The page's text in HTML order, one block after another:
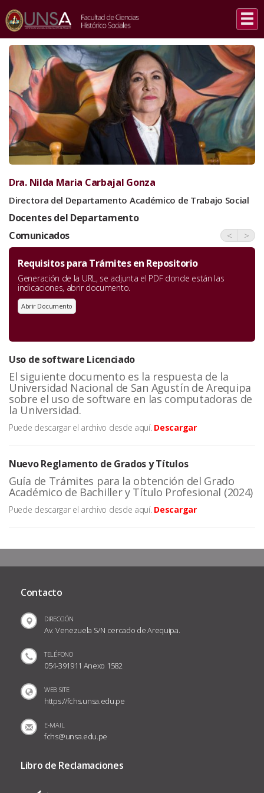
INICIO DEPARTAMENTO ACADÉMICO DE TRABAJO SOCIAL
Departamento Académico de Trabajo Social
Dra. Nilda Maria Carbajal Gonza
Directora del Departamento Académico de Trabajo Social
Docentes del Departamento
Comunicados
< >
Requisitos para Trámites en Repositorio
Generación de la URL, se adjunta el PDF donde están las
indicaciones, abrir documento.
Abrir Documento
Uso de software Licenciado
El siguiente documento es la respuesta de la
Universidad Nacional de San Agustín de Arequipa
sobre el uso de software en las computadoras de
la Universidad.
Puede descargar el archivo desde aquí. Descargar
Nuevo Reglamento de Grados y Títulos
Guía de Trámites para la obtención del Grado
Académico de Bachiller y Título Profesional (2024)
Puede descargar el archivo desde aquí. Descargar
Contacto
DIRECCIÓN
Av. Venezuela S/N cercado de Arequipa.
TELÉFONO
054-391911 Anexo 1582
WEB SITE
https://fchs.unsa.edu.pe
E-MAIL
fchs@unsa.edu.pe
Libro de Reclamaciones